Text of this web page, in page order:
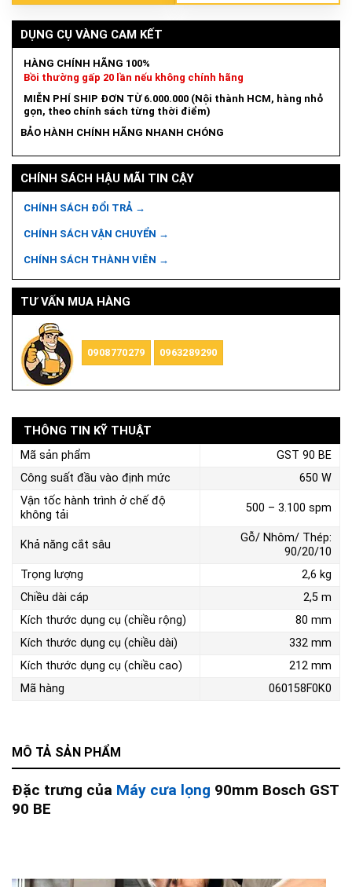
DỤNG CỤ VÀNG CAM KẾT
HÀNG CHÍNH HÃNG 100%
Bồi thường gấp 20 lần nếu không chính hãng
MIỄN PHÍ SHIP ĐƠN TỪ 6.000.000 (Nội thành HCM, hàng nhỏ
gọn, theo chính sách từng thời điểm)
BẢO HÀNH CHÍNH HÃNG NHANH CHÓNG
CHÍNH SÁCH HẬU MÃI TIN CẬY
CHÍNH SÁCH ĐỔI TRẢ →
CHÍNH SÁCH VẬN CHUYỂN →
CHÍNH SÁCH THÀNH VIÊN →
TƯ VẤN MUA HÀNG
0908770279 0963289290
MÔ TẢ SẢN PHẨM
Đặc trưng của Máy cưa lọng 90mm Bosch GST
90 BE
THÔNG TIN KỸ THUẬT
Mã sản phẩm
GST 90 BE
Công suất đầu vào định mức
650 W
Vận tốc hành trình ở chế độ
không tải
500 – 3.100 spm
Khả năng cắt sâu
Gỗ/ Nhôm/ Thép:
90/20/10
Trọng lượng
2,6 kg
Chiều dài cáp
2,5 m
Kích thước dụng cụ (chiều rộng)
80 mm
Kích thước dụng cụ (chiều dài)
332 mm
Kích thước dụng cụ (chiều cao)
212 mm
Mã hàng
060158F0K0